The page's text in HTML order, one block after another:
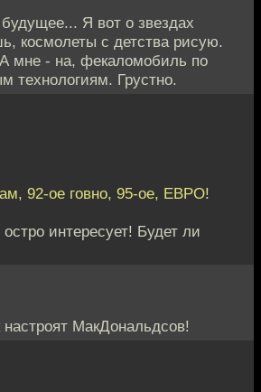
будущее... Я вот о звездах
космолеты с детства рисую.
мне - на, фекаломобиль по
технологиям. Грустно.
92-ое говно, 95-ое, ЕВРО!
интересует! Будет ли
МакДональдсов!